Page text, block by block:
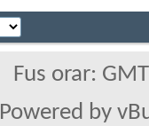
Fus orar:
Powered by